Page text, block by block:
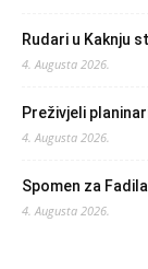
Rudari u Kaknju
4. Augusta 2026.
Preživjeli
4. Augusta 2026.
Spomen za
4. Augusta 2026.